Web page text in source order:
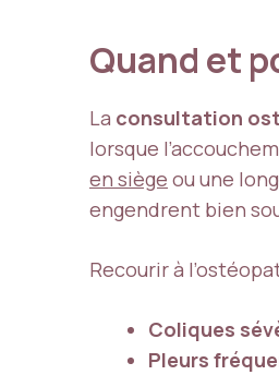
Quand et
La consultation
lorsque
en siège ou une
engendrent bien
Recourir à
Coliques
Pleurs